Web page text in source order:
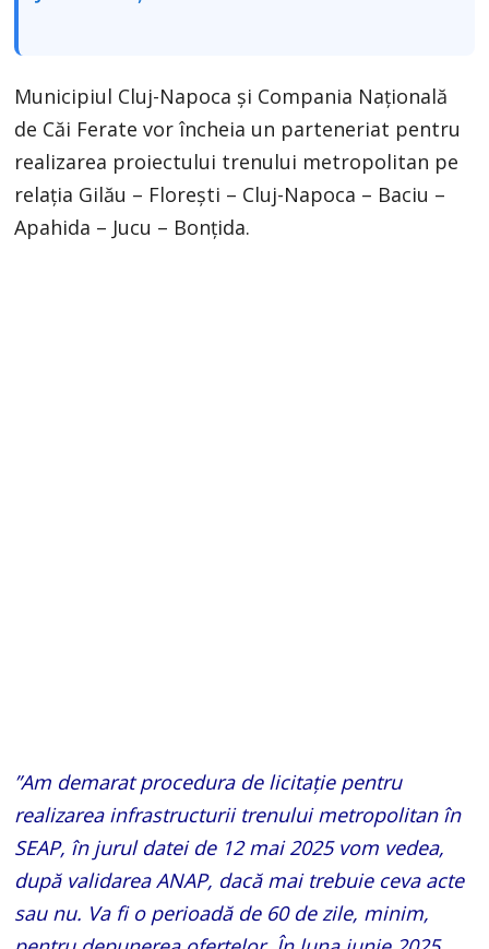
Municipiul Cluj-Napoca și Compania Națională
de Căi Ferate vor încheia un parteneriat pentru
realizarea proiectului trenului metropolitan pe
relația Gilău – Florești – Cluj-Napoca – Baciu –
Apahida – Jucu – Bonțida.
”Am demarat procedura de licitație pentru
realizarea infrastructurii trenului metropolitan în
SEAP, în jurul datei de 12 mai 2025 vom vedea,
după validarea ANAP, dacă mai trebuie ceva acte
sau nu. Va fi o perioadă de 60 de zile, minim,